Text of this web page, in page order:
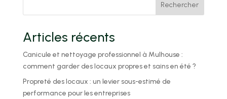
Rechercher
Articles récents
Canicule et nettoyage professionnel à Mulhouse :
comment garder des locaux propres et sains en été ?
Propreté des locaux : un levier sous-estimé de
performance pour les entreprises